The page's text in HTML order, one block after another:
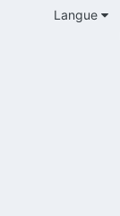
Langue